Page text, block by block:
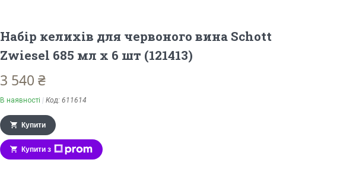
Набір келихів для червоного вина Schott
Zwiesel 685 мл х 6 шт (121413)
3 540 ₴
В наявності Код: 611614
Купити
Купити з